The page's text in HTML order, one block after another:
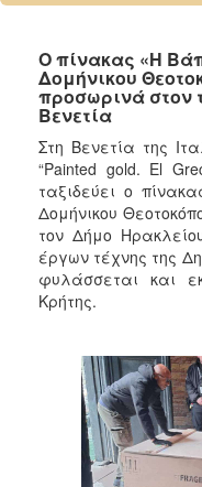
2024
2022
2021
2020
2019
2018
2017
2016
2015
2012
2011
2010
2006
Ο πίνακας «Η
Δομήνικου
προσωρινά στον
Βενετία
Στη Βενετία της
“Painted gold. El
ταξιδεύει ο
Δομήνικου
τον Δήμο
έργων τέχνης της
φυλάσσεται και
Κρήτης.